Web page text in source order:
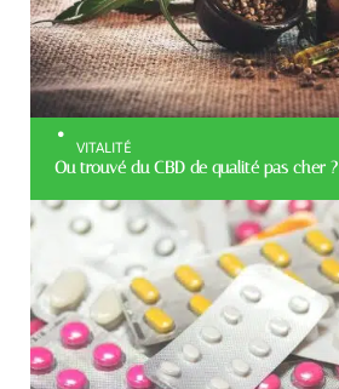
VITALITÉ
Ou trouvé du CBD de qualité pas cher ?